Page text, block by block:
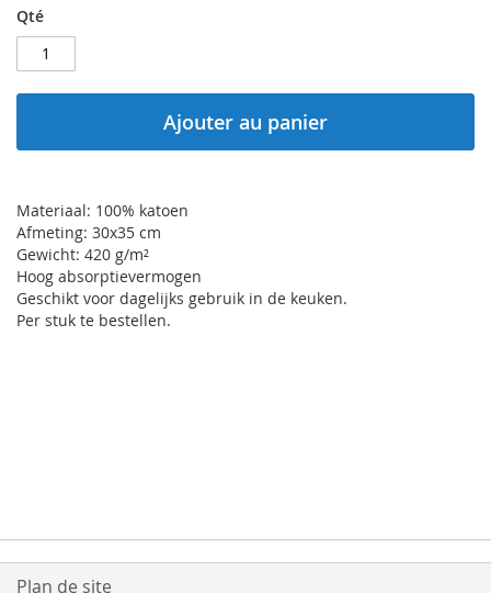
Qté
Ajouter au panier
Materiaal: 100% katoen
Afmeting: 30x35 cm
Gewicht: 420 g/m²
Hoog absorptievermogen
Geschikt voor dagelijks gebruik in de keuken.
Per stuk te bestellen.
Plan de site